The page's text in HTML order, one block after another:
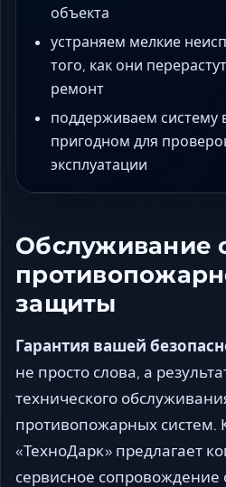
объекта
устраняем мелкие
того, как они
ремонт
поддерживаем систему
пригодном для
эксплуатации
Обслуживание
защиты
Гарантия вашей
не просто слова, а
технического
противопожарных систем.
«ТехноДарк» предлагает
сервисное сопровождение